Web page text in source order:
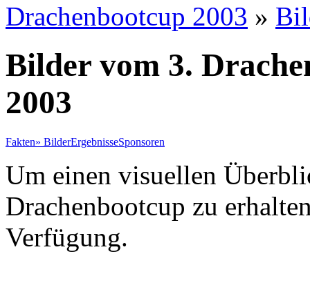
Drachenbootcup 2003 »
Bilder vom 3.
2003
Fakten» BilderErgebnisseSponsoren
Um einen visuellen
Drachenbootcup zu
Verfügung.